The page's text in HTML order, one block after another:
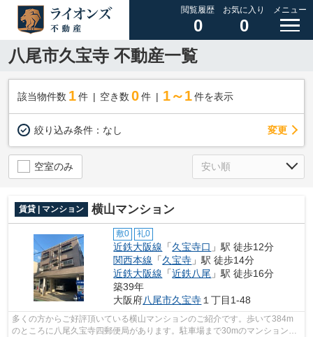
閲覧履歴
0
お気に入り
0
メニュー
八尾市久宝寺 不動産一覧
該当物件数 1件 空き数 0 件 1～1 件を表示
絞り込み条件： なし 変更
空室のみ
賃貸 | マンション 横山マンション
敷0 礼0
近鉄大阪線 「久宝寺口 」駅 徒歩12分
関西本線 「久宝寺 」駅 徒歩14分
近鉄大阪線 「近鉄八尾 」駅 徒歩16分
築39年
大阪府八尾市久宝寺１丁目1-48
多くの方からご好評頂いている横山マンションのご紹介です。歩いて384m
のところに八尾久宝寺四郵便局があります。駐車場まで30mのマンション、